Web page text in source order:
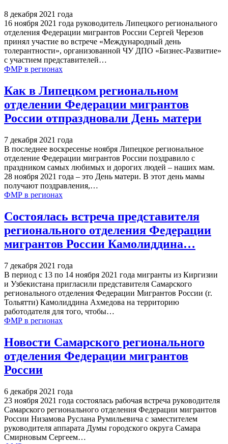
8 декабря 2021 года
16 ноября 2021 года руководитель Липецкого регионального
отделения Федерации мигрантов России Сергей Черезов
принял участие во встрече «Международный день
толерантности», организованной ЧУ ДПО «Бизнес-Развитие»
с участием представителей…
ФМР в регионах
Как в Липецком региональном
отделении Федерации мигрантов
России отпраздновали День матери
7 декабря 2021 года
В последнее воскресенье ноября Липецкое региональное
отделение Федерации мигрантов России поздравило с
праздником самых любимых и дорогих людей – наших мам.
28 ноября 2021 года – это День матери. В этот день мамы
получают поздравления,…
ФМР в регионах
Состоялась встреча представителя
регионального отделения Федерации
мигрантов России Камолиддина…
7 декабря 2021 года
В период с 13 по 14 ноября 2021 года мигранты из Киргизии
и Узбекистана пригласили представителя Самарского
регионального отделения Федерации Мигрантов России (г.
Тольятти) Камолиддина Ахмедова на территорию
работодателя для того, чтобы…
ФМР в регионах
Новости Самарского регионального
отделения Федерации мигрантов
России
6 декабря 2021 года
23 ноября 2021 года состоялась рабочая встреча руководителя
Самарского регионального отделения Федерации мигрантов
России Низамова Руслана Румильевича с заместителем
руководителя аппарата Думы городского округа Самара
Смирновым Сергеем…